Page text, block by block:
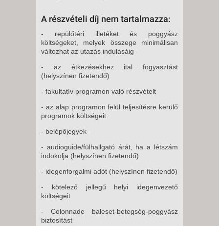
A részvételi díj nem tartalmazza:
- repülőtéri illetéket és poggyász
költségeket, melyek összege minimálisan
változhat az utazás indulásáig
- az étkezésekhez ital fogyasztást
(helyszínen fizetendő)
- fakultatív programon való részvételt
- az alap programon felül teljesítésre kerülő
programok költségeit
- belépőjegyek
- audioguide/fülhallgató árát, ha a létszám
indokolja (helyszínen fizetendő)
- idegenforgalmi adót (helyszínen fizetendő)
- kötelező jellegű helyi idegenvezető
költségeit
- Colonnade baleset-betegség-poggyász
biztosítást